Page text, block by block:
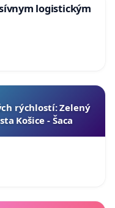
logistickým
rýchlostí: Zelený
Košice - Šaca